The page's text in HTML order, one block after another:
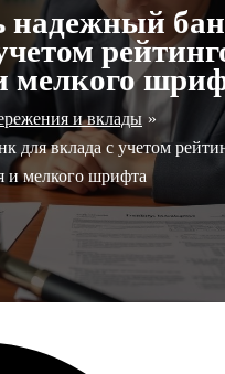
надежный
мелкого
и вклады
для вклада с учетом
и мелкого шрифта